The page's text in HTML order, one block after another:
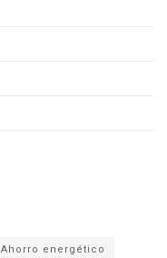
Ahorro energético